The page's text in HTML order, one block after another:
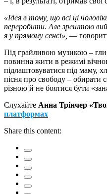
«Ідея в тому, що всі ці
переробити. Але зрештою
я у прямому сенсі», —
Під грайливою музикою –
повинна жити в режимі
підлаштовуватися під маму,
пісня про свободу – обирати
різною й не боятися бути
Слухайте Анна Трінчер
платформах
Share this content: